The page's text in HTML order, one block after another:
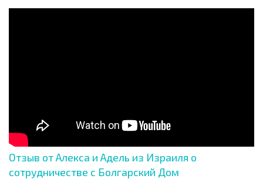
Отзыв от Алекса и Адель из Израиля о
сотрудничестве с Болгарский Дом